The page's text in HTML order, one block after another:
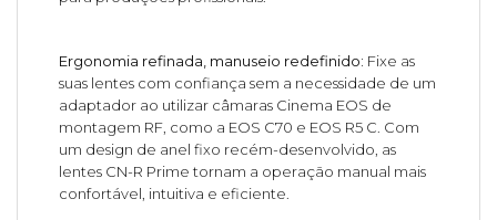
Ergonomia refinada, manuseio redefinido: Fixe as
suas lentes com confiança sem a necessidade de um
adaptador ao utilizar câmaras Cinema EOS de
montagem RF, como a EOS C70 e EOS R5 C. Com
um design de anel fixo recém-desenvolvido, as
lentes CN-R Prime tornam a operação manual mais
confortável, intuitiva e eficiente.